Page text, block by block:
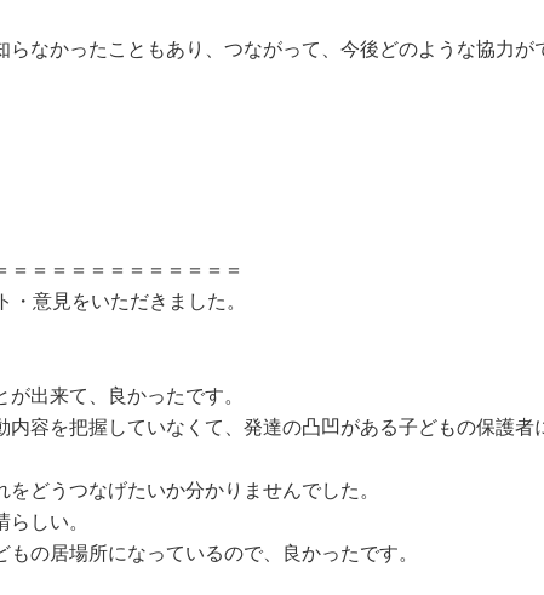
らなかったこともあり、つながって、今後どのような協力が
＝＝＝＝＝＝＝＝＝＝＝＝
意見をいただきました。
出来て、良かったです。
内容を把握していなくて、発達の凸凹がある子どもの保護者
どうつなげたいか分かりませんでした。
しい。
の居場所になっているので、良かったです。